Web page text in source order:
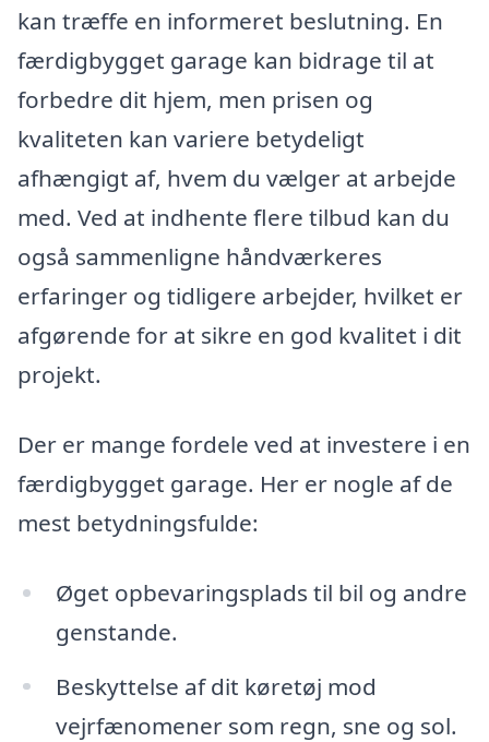
kan træffe en informeret beslutning. En
færdigbygget garage kan bidrage til at
forbedre dit hjem, men prisen og
kvaliteten kan variere betydeligt
afhængigt af, hvem du vælger at arbejde
med. Ved at indhente flere tilbud kan du
også sammenligne håndværkeres
erfaringer og tidligere arbejder, hvilket er
afgørende for at sikre en god kvalitet i dit
projekt.
Der er mange fordele ved at investere i en
færdigbygget garage. Her er nogle af de
mest betydningsfulde:
Øget opbevaringsplads til bil og andre
genstande.
Beskyttelse af dit køretøj mod
vejrfænomener som regn, sne og sol.